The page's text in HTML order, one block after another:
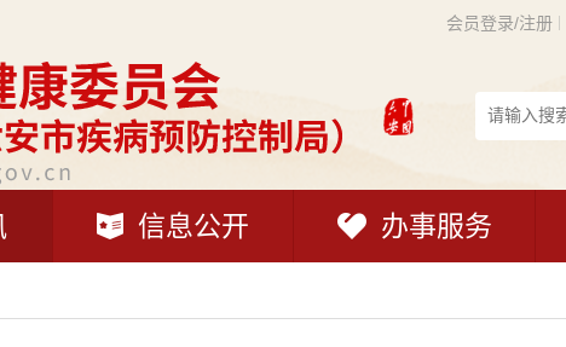
会员登录/注册
信息公开 办事服务